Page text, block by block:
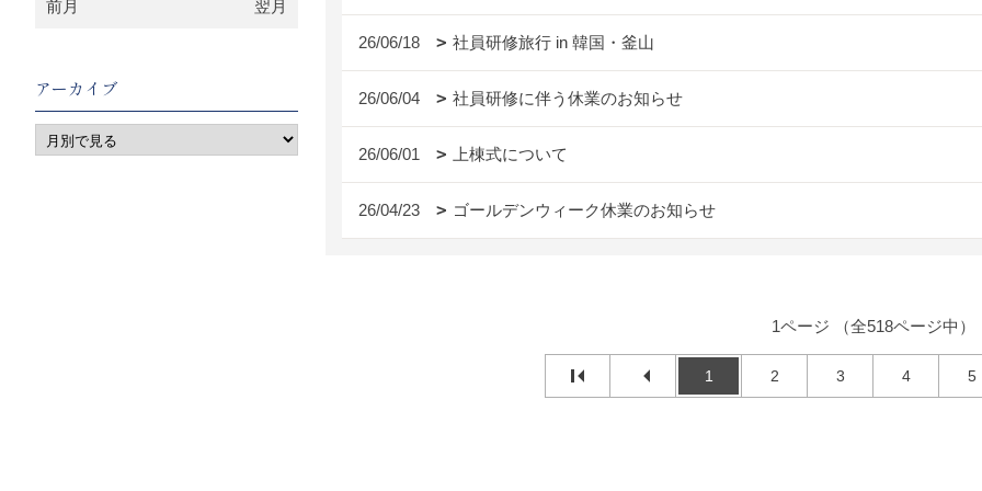
26/06/18 社員研修旅行 in 韓国・釜山
26/06/04 社員研修に伴う休業のお知らせ
26/06/01 上棟式について
26/04/23 ゴールデンウィーク休業のお知らせ
1ページ （全518ページ中）
1 2 3 4 5
前月 翌月
アーカイブ